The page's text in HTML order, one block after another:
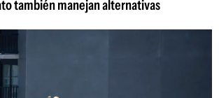
también manejan alternativas